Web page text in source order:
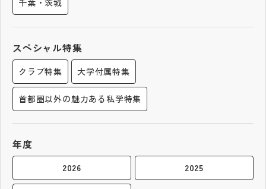
千葉・茨城
スペシャル特集
クラブ特集 大学付属特集
首都圏以外の魅力ある私学特集
年度
2026 2025